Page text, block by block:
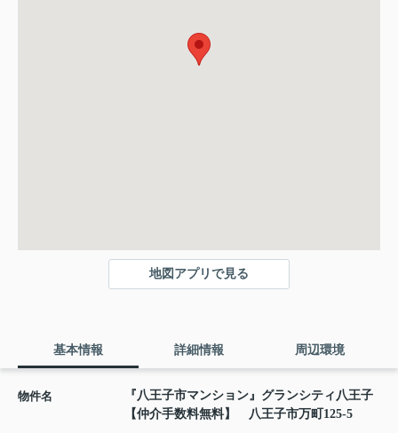
地図アプリで見る
基本情報 詳細情報 周辺環境
物件名
『八王子市マンション』グランシティ八王子
【仲介手数料無料】 八王子市万町125-5